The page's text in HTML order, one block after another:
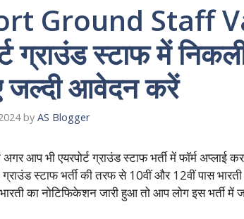
Ground Staff
ग्राउंड स्टाफ में
जल्दी आवेदन करें
by AS Blogger
अगर आप भी एयरपोर्ट ग्राउंड स्टाफ भर्ती में फॉर्म
ग्राउंड स्टाफ भर्ती की तरफ से 10वीं और 12वीं पास
का नोटिफिकेशन जारी हुआ तो आप लोग इस भर्ती